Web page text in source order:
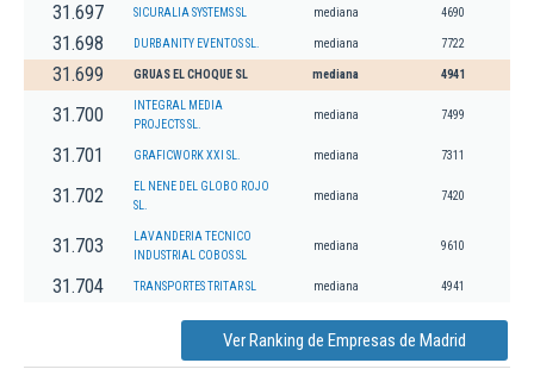
31.697 SICURALIA SYSTEMS SL mediana 4690
31.698 DURBANITY EVENTOS SL. mediana 7722
31.699 GRUAS EL CHOQUE SL mediana 4941
31.700
INTEGRAL MEDIA
PROJECTS SL.
mediana 7499
31.701 GRAFICWORK XXI SL. mediana 7311
31.702
EL NENE DEL GLOBO ROJO
SL.
mediana 7420
31.703
LAVANDERIA TECNICO
INDUSTRIAL COBOS SL
mediana 9610
31.704 TRANSPORTES TRITAR SL mediana 4941
Ver Ranking de Empresas de Madrid